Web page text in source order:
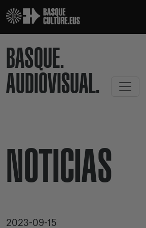
BASQUE.
AUDIOVISUAL.
NOTICIAS
2023-09-15